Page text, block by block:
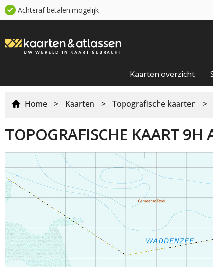
Achteraf betalen mogelijk
Kaarten overzicht
Home > Kaarten > Topografische kaarten >
TOPOGRAFISCHE KAART 9H